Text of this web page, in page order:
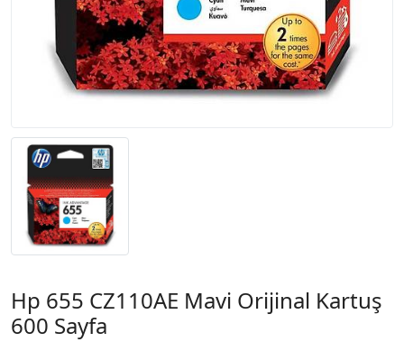
Hp 655 CZ110AE Mavi Orijinal Kartuş
600 Sayfa